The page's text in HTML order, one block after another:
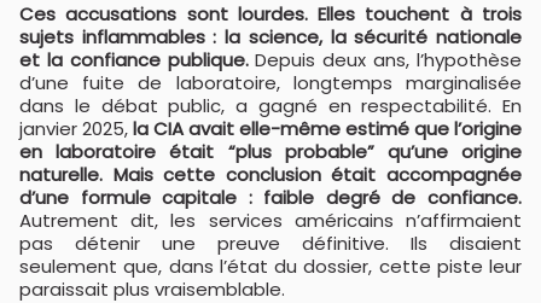
Ces accusations sont lourdes. Elles touchent à trois
sujets inflammables : la science, la sécurité nationale
et la confiance publique.Depuis deux ans, l’hypothèse
d’une fuite de laboratoire, longtemps marginalisée
dans le débat public, a gagné en respectabilité. En
janvier 2025,la CIA avait elle-même estimé que l’origine
en laboratoire était “plus probable” qu’une origine
naturelle. Mais cette conclusion était accompagnée
d’une formule capitale : faible degré de confiance.
Autrement dit, les services américains n’affirmaient
pas détenir une preuve définitive. Ils disaient
seulement que, dans l’état du dossier, cette piste leur
paraissait plus vraisemblable.